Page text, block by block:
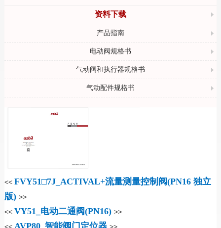
资料下载
产品指南
电动阀规格书
气动阀和执行器规格书
气动配件规格书
<< FVY51□7J_ACTIVAL+流量测量控制阀(PN16 独立
版) >>
<< VY51_电动二通阀(PN16) >>